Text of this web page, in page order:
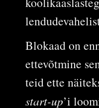
Blokaad on
ettevõtmine
teid ette
start-up’i